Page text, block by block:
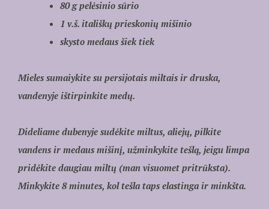
80 g pelėsinio sūrio
1 v.š. itališkų prieskonių mišinio
skysto medaus šiek tiek
Mieles sumaiykite su persijotais miltais ir druska,
vandenyje ištirpinkite medų.
Dideliame dubenyje sudėkite miltus, aliejų, pilkite
vandens ir medaus mišinį, užminkykite tešlą, jeigu limpa
pridėkite daugiau miltų (man visuomet pritrūksta).
Minkykite 8 minutes, kol tešla taps elastinga ir minkšta.